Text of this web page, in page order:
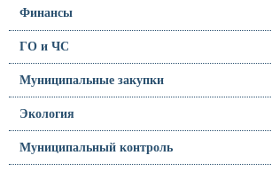
Финансы
ГО и ЧС
Муниципальные закупки
Экология
Муниципальный контроль